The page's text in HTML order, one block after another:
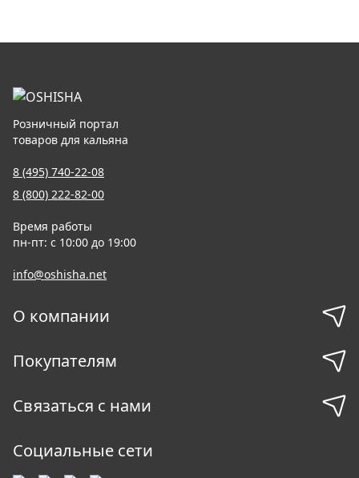
Розничный портал
товаров для кальяна
8 (495) 740-22-08
8 (800) 222-82-00
Время работы
пн-пт: с 10:00 до 19:00
info@oshisha.net
О компании
Покупателям
Связаться с нами
Социальные сети